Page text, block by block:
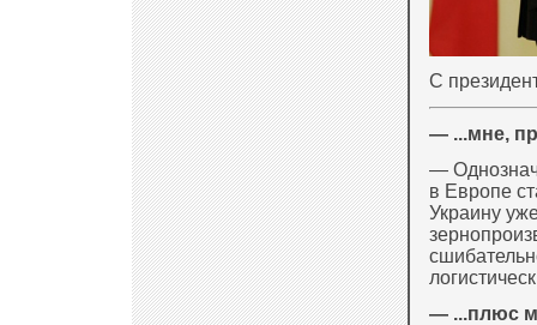
С
— ...мне,
—
в Европе
Украину
— ...плюс